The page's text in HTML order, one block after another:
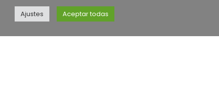
Ajustes Aceptar todas